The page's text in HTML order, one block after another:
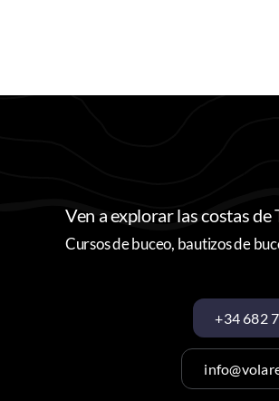
Ven a explorar las costas
Cursos de buceo, bautizos de
+34 682